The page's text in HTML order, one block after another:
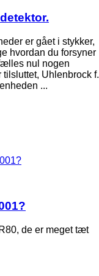
er gået i stykker,
hvordan du forsyner
nul nogen
Uhlenbrock f.
...
de er meget tæt